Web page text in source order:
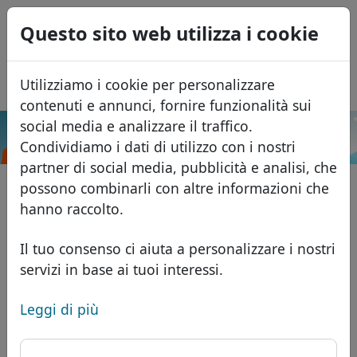
Questo sito web utilizza i cookie
Utilizziamo i cookie per personalizzare
contenuti e annunci, fornire funzionalità sui
social media e analizzare il traffico.
Condividiamo i dati di utilizzo con i nostri
partner di social media, pubblicità e analisi, che
possono combinarli con altre informazioni che
hanno raccolto.
Il tuo consenso ci aiuta a personalizzare i nostri
servizi in base ai tuoi interessi.
Leggi di più
Domini
Database dei domini
Domini africani
Domini asiatici
Domini europei
Domini del Medio Oriente
Domini nordamericani
Listino prezzi
Sconti
Trasferisci
Cerca
Servizi
ID Protect
Hosting DNS
WHOIS
USD
EUR
GBP
Español
Français
Português
Română
Eesti
.forum